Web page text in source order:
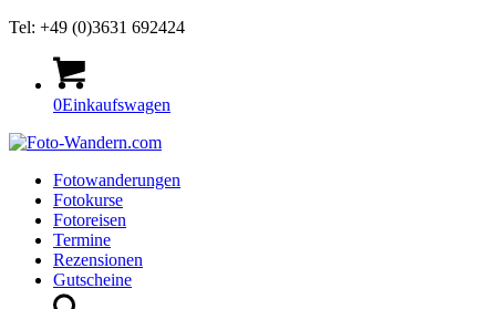
Tel: +49 (0)3631 692424
0Einkaufswagen
Fotowanderungen
Fotokurse
Fotoreisen
Termine
Rezensionen
Gutscheine